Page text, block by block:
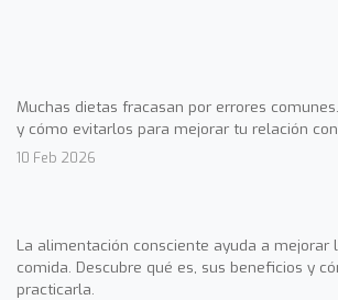
Muchas dietas fracasan por errores
y cómo evitarlos para mejorar tu relación
10 Feb 2026
La alimentación consciente ayuda a mejorar
comida. Descubre qué es, sus beneficios y
practicarla.